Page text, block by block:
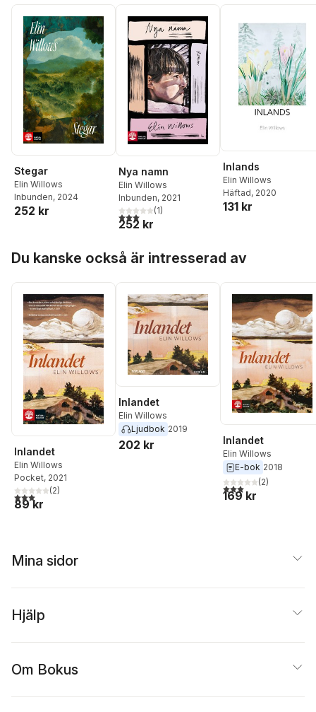
Stegar
Elin Willows
Inbunden, 2024
252 kr
Nya namn
Elin Willows
Inbunden, 2021
3,0utav 5 stjärnor. Totalt antal röster:
(1)
252 kr
Inlands
Elin Willows
Häftad, 2020
131 kr
Du kanske också är intresserad av
Inlandet
Elin Willows
Pocket, 2021
3,0utav 5 stjärnor. Totalt antal röster:
(2)
89 kr
Inlandet
Elin Willows
Ljudbok 2019
202 kr Inlandet
Elin Willows
E-bok 2018
3,0utav 5 stjärnor.
(2)
169 kr
Mina sidor
Hjälp
Om Bokus